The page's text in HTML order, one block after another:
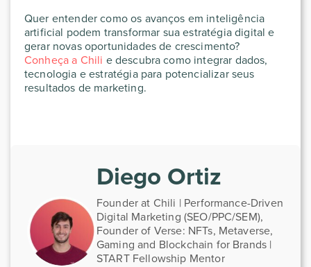
Quer entender como os avanços em inteligência
artificial podem transformar sua estratégia digital e
gerar novas oportunidades de crescimento?
Conheça a Chili e descubra como integrar dados,
tecnologia e estratégia para potencializar seus
resultados de marketing.
Diego Ortiz
Founder at Chili | Performance-Driven
Digital Marketing (SEO/PPC/SEM),
Founder of Verse: NFTs, Metaverse,
Gaming and Blockchain for Brands |
START Fellowship Mentor